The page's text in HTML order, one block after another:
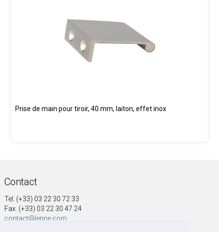
Prise de main pour tiroir, 40 mm, laiton, effet inox
Contact
Tel. (+33) 03 22 30 72 33
Fax. (+33) 03 22 30 47 24
contact@lenne.com